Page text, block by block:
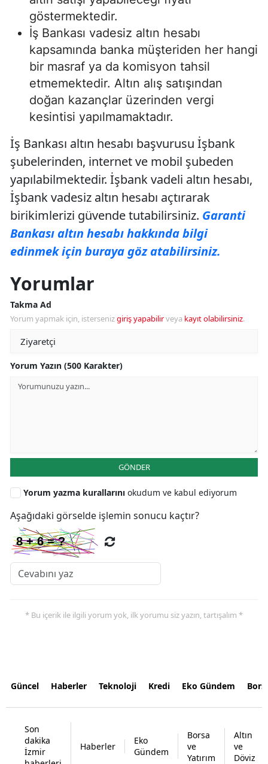
göstermektedir.
İş Bankası vadesiz altın hesabı
kapsamında banka müşteriden her hangi
bir masraf ya da komisyon tahsil
etmemektedir. Altın alış satışından
doğan kazançlar üzerinden vergi
kesintisi yapılmamaktadır.
İş Bankası altın hesabı başvurusu İşbank
şubelerinden, internet ve mobil şubeden
yapılabilmektedir. İşbank vadeli altın hesabı,
İşbank vadesiz altın hesabı açtırarak
birikimlerizi güvende tutabilirsiniz. Garanti
Bankası altın hesabı hakkında bilgi
edinmek için buraya göz atabilirsiniz.
Yorumlar
Takma Ad
Yorum yapmak için, istersenizgiriş yapabilirveya kayıt olabilirsiniz.
Yorum Yazın (500 Karakter)
GÖNDER
Yorum yazma kurallarını okudum ve kabul ediyorum
Aşağıdaki görselde işlemin sonucu kaçtır?
* Bu içerik ile ilgili yorum yok, ilk yorumu siz yazın, tartışalım *
Güncel Haberler Teknoloji Kredi Eko Gündem
Son
dakika
İzmir
Haberler
Eko
Gündem
Borsa
ve
Yatırım
Altın
ve
Döviz